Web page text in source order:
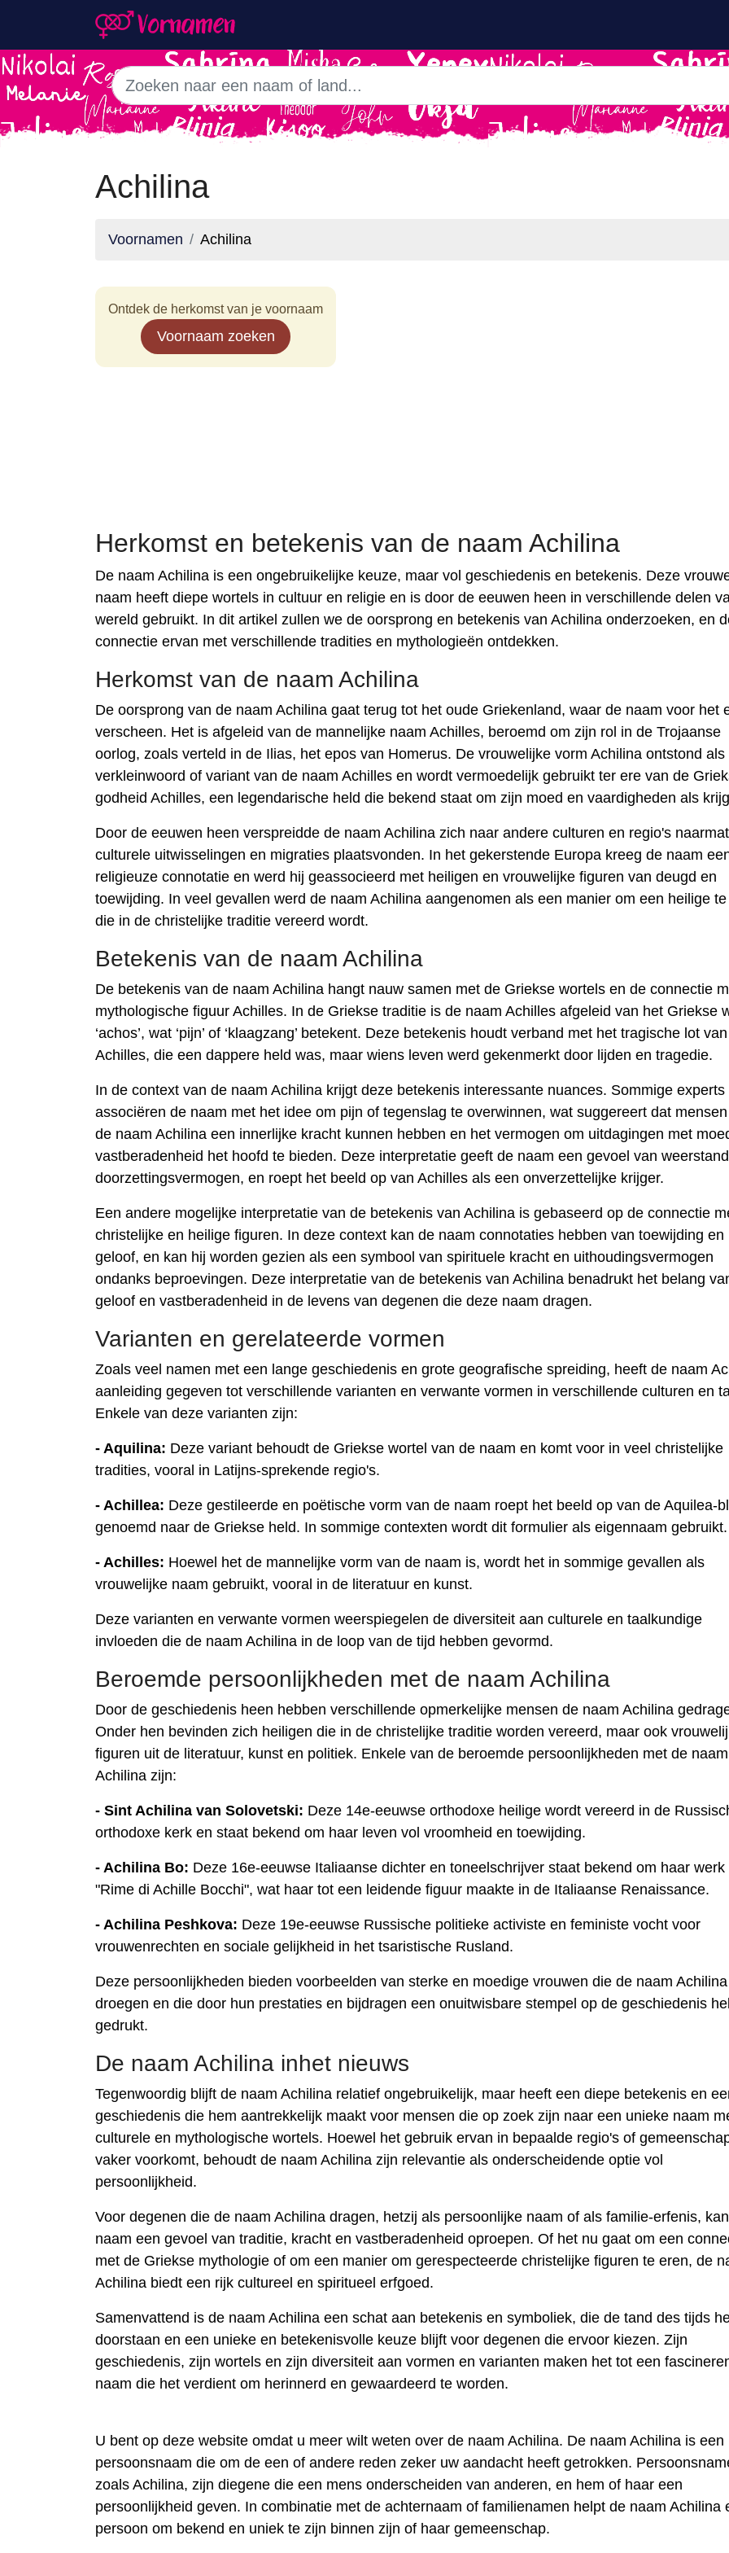
Achilina
Voornamen Achilina
Ontdek de herkomst van je voornaam
Voornaam zoeken
Herkomst en betekenis van de naam Achilina
De naam Achilina is een ongebruikelijke keuze, maar vol geschiedenis en betekenis. Deze
naam heeft diepe wortels in cultuur en religie en is door de eeuwen heen in verschillende delen
wereld gebruikt. In dit artikel zullen we de oorsprong en betekenis van Achilina onderzoeken, en
connectie ervan met verschillende tradities en mythologieën ontdekken.
Herkomst van de naam Achilina
De oorsprong van de naam Achilina gaat terug tot het oude Griekenland, waar de naam voor het
verscheen. Het is afgeleid van de mannelijke naam Achilles, beroemd om zijn rol in de Trojaanse
oorlog, zoals verteld in de Ilias, het epos van Homerus. De vrouwelijke vorm Achilina ontstond als
verkleinwoord of variant van de naam Achilles en wordt vermoedelijk gebruikt ter ere van de
godheid Achilles, een legendarische held die bekend staat om zijn moed en vaardigheden als
Door de eeuwen heen verspreidde de naam Achilina zich naar andere culturen en regio's
culturele uitwisselingen en migraties plaatsvonden. In het gekerstende Europa kreeg de naam
religieuze connotatie en werd hij geassocieerd met heiligen en vrouwelijke figuren van deugd en
toewijding. In veel gevallen werd de naam Achilina aangenomen als een manier om een ​​heilige
die in de christelijke traditie vereerd wordt.
Betekenis van de naam Achilina
De betekenis van de naam Achilina hangt nauw samen met de Griekse wortels en de connectie
mythologische figuur Achilles. In de Griekse traditie is de naam Achilles afgeleid van het Griekse
‘achos’, wat ‘pijn’ of ‘klaagzang’ betekent. Deze betekenis houdt verband met het tragische lot van
Achilles, die een dappere held was, maar wiens leven werd gekenmerkt door lijden en tragedie.
In de context van de naam Achilina krijgt deze betekenis interessante nuances. Sommige experts
associëren de naam met het idee om pijn of tegenslag te overwinnen, wat suggereert dat
de naam Achilina een innerlijke kracht kunnen hebben en het vermogen om uitdagingen met
vastberadenheid het hoofd te bieden. Deze interpretatie geeft de naam een ​​gevoel van
doorzettingsvermogen, en roept het beeld op van Achilles als een onverzettelijke krijger.
Een andere mogelijke interpretatie van de betekenis van Achilina is gebaseerd op de connectie
christelijke en heilige figuren. In deze context kan de naam connotaties hebben van toewijding en
geloof, en kan hij worden gezien als een symbool van spirituele kracht en uithoudingsvermogen
ondanks beproevingen. Deze interpretatie van de betekenis van Achilina benadrukt het belang
geloof en vastberadenheid in de levens van degenen die deze naam dragen.
Varianten en gerelateerde vormen
Zoals veel namen met een lange geschiedenis en grote geografische spreiding, heeft de naam
aanleiding gegeven tot verschillende varianten en verwante vormen in verschillende culturen en
Enkele van deze varianten zijn:
- Aquilina: Deze variant behoudt de Griekse wortel van de naam en komt voor in veel christelijke
tradities, vooral in Latijns-sprekende regio's.
- Achillea: Deze gestileerde en poëtische vorm van de naam roept het beeld op van de Aquilea-
genoemd naar de Griekse held. In sommige contexten wordt dit formulier als eigennaam gebruikt.
- Achilles: Hoewel het de mannelijke vorm van de naam is, wordt het in sommige gevallen als
vrouwelijke naam gebruikt, vooral in de literatuur en kunst.
Deze varianten en verwante vormen weerspiegelen de diversiteit aan culturele en taalkundige
invloeden die de naam Achilina in de loop van de tijd hebben gevormd.
Beroemde persoonlijkheden met de naam Achilina
Door de geschiedenis heen hebben verschillende opmerkelijke mensen de naam Achilina
Onder hen bevinden zich heiligen die in de christelijke traditie worden vereerd, maar ook
figuren uit de literatuur, kunst en politiek. Enkele van de beroemde persoonlijkheden met de naam
Achilina zijn:
- Sint Achilina van Solovetski: Deze 14e-eeuwse orthodoxe heilige wordt vereerd in de
orthodoxe kerk en staat bekend om haar leven vol vroomheid en toewijding.
- Achilina Bo: Deze 16e-eeuwse Italiaanse dichter en toneelschrijver staat bekend om haar werk
"Rime di Achille Bocchi", wat haar tot een leidende figuur maakte in de Italiaanse Renaissance.
- Achilina Peshkova: Deze 19e-eeuwse Russische politieke activiste en feministe vocht voor
vrouwenrechten en sociale gelijkheid in het tsaristische Rusland.
Deze persoonlijkheden bieden voorbeelden van sterke en moedige vrouwen die de naam Achilina
droegen en die door hun prestaties en bijdragen een onuitwisbare stempel op de geschiedenis
gedrukt.
De naam Achilina inhet nieuws
Tegenwoordig blijft de naam Achilina relatief ongebruikelijk, maar heeft een diepe betekenis en
geschiedenis die hem aantrekkelijk maakt voor mensen die op zoek zijn naar een unieke naam
culturele en mythologische wortels. Hoewel het gebruik ervan in bepaalde regio's of
vaker voorkomt, behoudt de naam Achilina zijn relevantie als onderscheidende optie vol
persoonlijkheid.
Voor degenen die de naam Achilina dragen, hetzij als persoonlijke naam of als familie-erfenis,
naam een ​​gevoel van traditie, kracht en vastberadenheid oproepen. Of het nu gaat om een
met de Griekse mythologie of om een ​​manier om gerespecteerde christelijke figuren te eren, de
Achilina biedt een rijk cultureel en spiritueel erfgoed.
Samenvattend is de naam Achilina een schat aan betekenis en symboliek, die de tand des tijds
doorstaan ​​en een unieke en betekenisvolle keuze blijft voor degenen die ervoor kiezen. Zijn
geschiedenis, zijn wortels en zijn diversiteit aan vormen en varianten maken het tot een
naam die het verdient om herinnerd en gewaardeerd te worden.
U bent op deze website omdat u meer wilt weten over de naam Achilina. De naam Achilina is een
persoonsnaam die om de een of andere reden zeker uw aandacht heeft getrokken.
zoals Achilina, zijn diegene die een mens onderscheiden van anderen, en hem of haar een
persoonlijkheid geven. In combinatie met de achternaam of familienamen helpt de naam Achilina
persoon om bekend en uniek te zijn binnen zijn of haar gemeenschap.